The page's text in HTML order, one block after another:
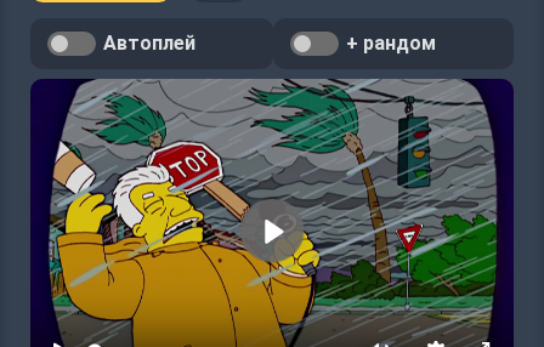
Автоплей + рандом